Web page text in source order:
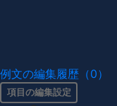
例文の編集履歴（0）
項目の編集設定